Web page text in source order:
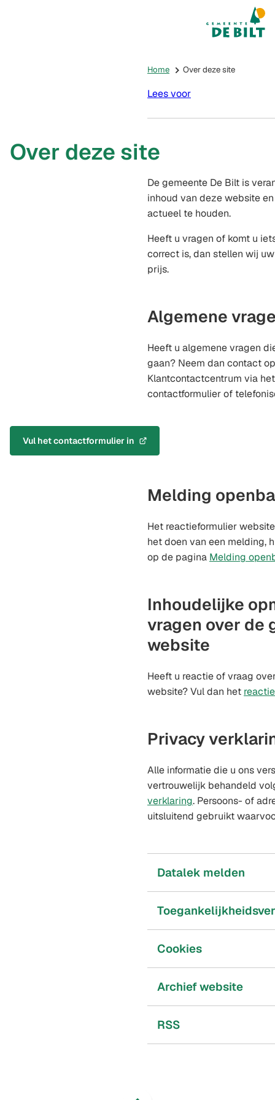
Mijn De Bilt
(Verwijst
Home Over deze site
Lees voor
Over deze site
De gemeente De Bilt is
inhoud van deze website
actueel te houden.
Heeft u vragen of komt u
correct is, dan stellen wij
prijs.
Algemene
Heeft u algemene vragen
gaan? Neem dan contact
Klantcontactcentrum via
contactformulier of
Vul het contactformulier in
(Verwijst
Melding
Het reactieformulier
het doen van een melding,
op de pagina Melding
Inhoudelijke
vragen over de
website
Heeft u reactie of vraag
website? Vul dan het
Privacy
Alle informatie die u ons
vertrouwelijk behandeld
verklaring. Persoons- of
uitsluitend gebruikt
Datalek melden
Cookies
Archief website
RSS